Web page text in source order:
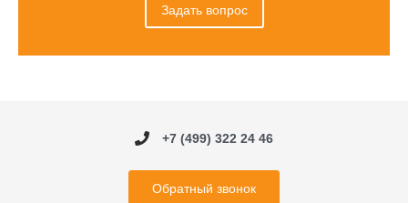
Задать вопрос
+7 (499) 322 24 46
Обратный звонок